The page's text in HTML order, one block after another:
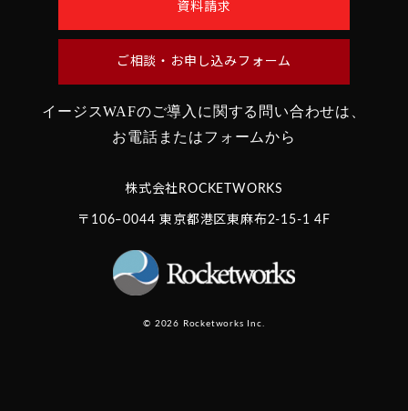
資料請求
ご相談・お申し込みフォーム
イージスWAFのご導入に関する問い合わせは、
お電話またはフォームから
株式会社ROCKETWORKS
〒106‒0044 東京都港区東麻布2-15-1 4F
© 2026 Rocketworks Inc.